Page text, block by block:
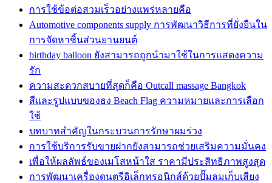
การใช้ข้อต่อสวมเร็วอย่างแพร่หลายคือ
Automotive components supply การพัฒนาวิธีการที่ยั่งยืนใน
การจัดหาชิ้นส่วนยานยนต์
birthday balloon ยังสามารถถูกนำมาใช้ในการแสดงความ
รัก
ความสะดวกสบายที่สุดก็คือ Outcall massage Bangkok
สีและรูปแบบของธง Beach Flag ความหมายและการเลือก
ใช้
บทบาทสำคัญในกระบวนการรักษาผมร่วง
การใช้บริการรับขายฝากยังสามารถช่วยเสริมความมั่นคง
เพื่อให้ผลลัพธ์ของเมโสหน้าใส ราคามีประสิทธิภาพสูงสุด
การพัฒนาเครื่องดนตรีอิเล็กทรอนิกส์ด้วยปั๊มลมเก็บเสียง